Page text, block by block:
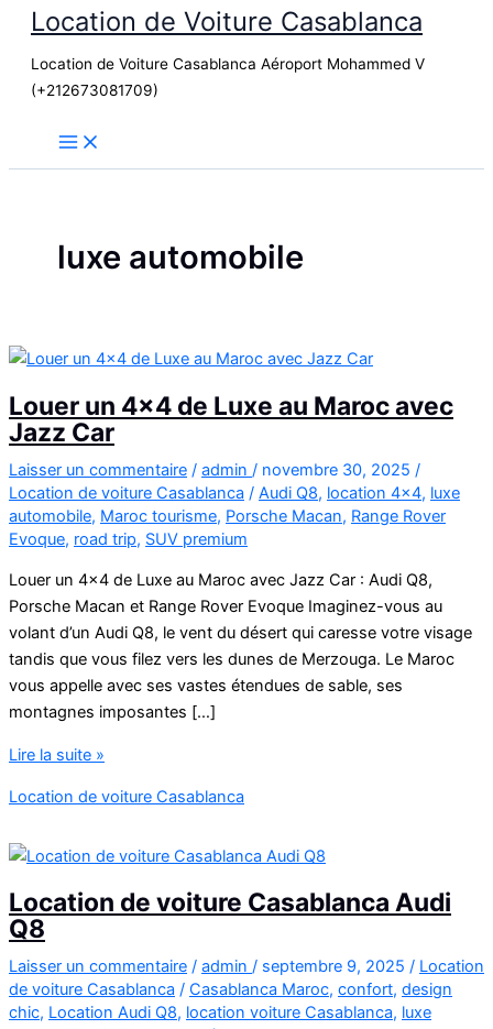
contenu
Location de Voiture Casablanca
Location de Voiture Casablanca Aéroport Mohammed V
(+212673081709)
luxe automobile
Louer un 4×4 de Luxe au Maroc avec
Jazz Car
Laisser un commentaire / admin / novembre 30, 2025 /
Location de voiture Casablanca / Audi Q8, location 4x4, luxe
automobile, Maroc tourisme, Porsche Macan, Range Rover
Evoque, road trip, SUV premium
Louer un 4×4 de Luxe au Maroc avec Jazz Car : Audi Q8,
Porsche Macan et Range Rover Evoque Imaginez-vous au
volant d’un Audi Q8, le vent du désert qui caresse votre visage
tandis que vous filez vers les dunes de Merzouga. Le Maroc
vous appelle avec ses vastes étendues de sable, ses
montagnes imposantes […]
Louer
4×4
Luxe
Maroc
avec
Jazz
Car
Lire la suite »
Location de voiture Casablanca
Location de voiture Casablanca Audi
Q8
Laisser un commentaire / admin / septembre 9, 2025 / Location
de voiture Casablanca / Casablanca Maroc, confort, design
chic, Location Audi Q8, location voiture Casablanca, luxe